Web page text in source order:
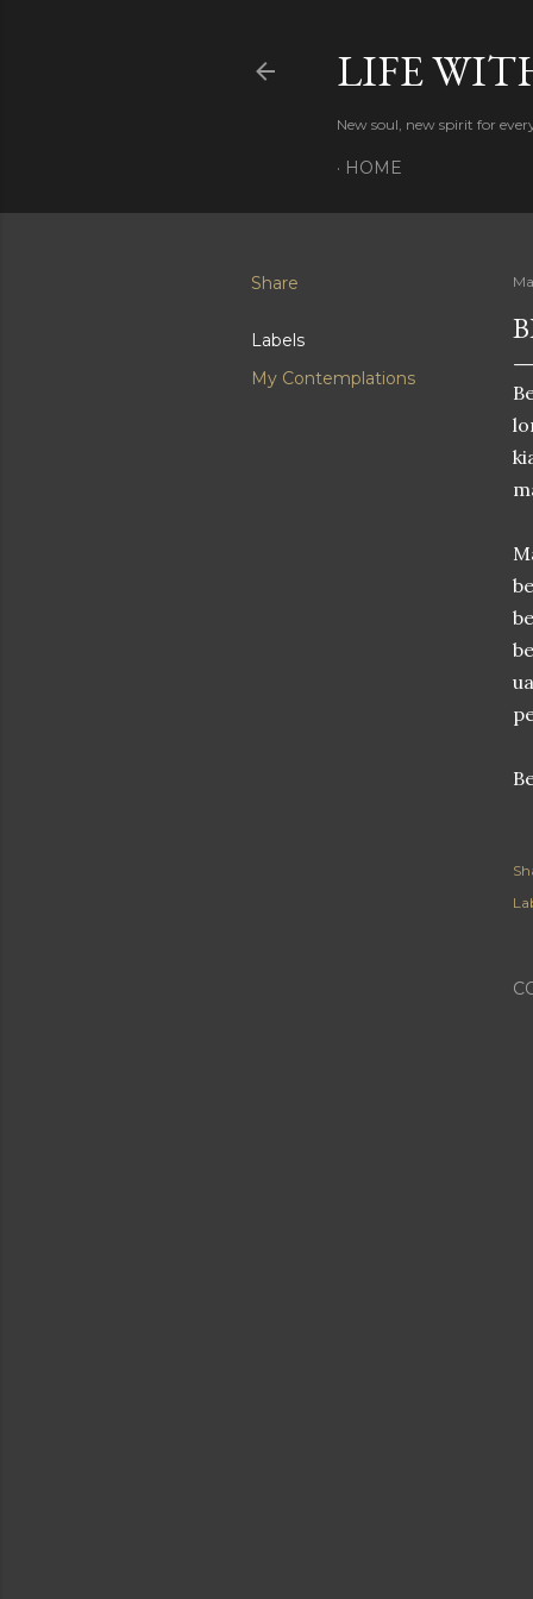
LIFE
New soul, new spirit for
HOME
Share
Labels
My Contemplations